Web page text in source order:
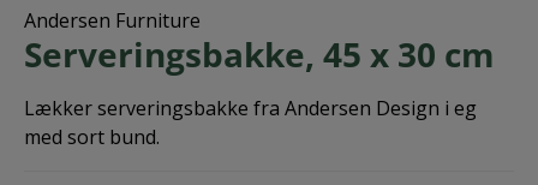
Andersen Furniture
Serveringsbakke, 45 x 30 cm
Lækker serveringsbakke fra Andersen Design i eg
med sort bund.